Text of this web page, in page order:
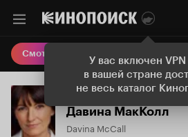
У вас включен
в вашей стране
не весь каталог
Смотреть кино Онлайн-
Давина МакКолл
Davina McCall